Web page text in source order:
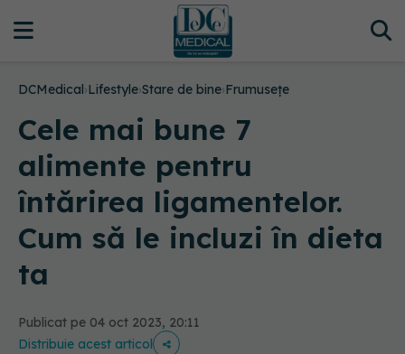
DCMedical›Lifestyle›Stare de bine›Frumusețe
Cele mai bune 7
alimente pentru
întărirea ligamentelor.
Cum să le incluzi în dieta
ta
Publicat pe 04 oct 2023, 20:11
Distribuie acest articol